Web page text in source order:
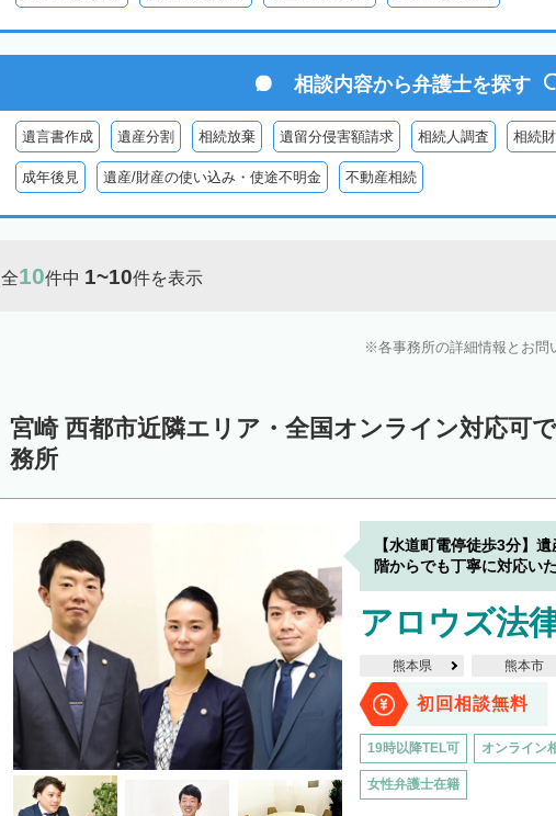
相談内容から弁護士を探す
遺言書作成 遺産分割 相続放棄 遺留分侵害額請求 相続人調査 相続
成年後見 遺産/財産の使い込み・使途不明金 不動産相続
全10件中 1~10件を表示
各事務所の詳細情報とお問
宮崎 西都市近隣エリア・全国オンライン対応可
務所
【水道町電停徒歩3分】
階からでも丁寧に対応い
アロウズ法
熊本県 熊本市
初回相談無料
19時以降TEL可 オンライン
女性弁護士在籍